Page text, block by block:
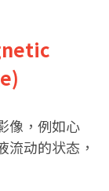
像，例如心
动的状态，